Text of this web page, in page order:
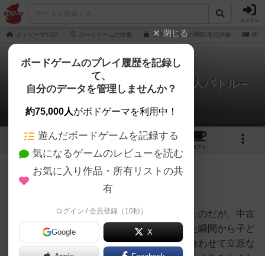
ログイン
ボドゲーマTOP ボードゲームの検索 ソクラテスラの通販/商品詳細 作品
ソクラテスラ～キメラティック偉人バトル～
tamioさんのレビュー
9 3 49
カフェ
316名 3名 0 約2ヶ月前
前からこのおバカゲームをやってみたかったのだが、中古
で安く出ていたのでポチってみたら、開けた瞬間から子ど
もは胴体、右腕、左腕カードを勝手に組み合わせて立派な
閉じる
ボードゲームのプレイ履歴を記録し
て、
自分のデータを管理しませんか？
約75,000人がボドゲーマを利用中！
遊んだボードゲームを記録する
気になるゲームのレビューを読む
お気に入り作品・所有リストの共
有
ログイン / 会員登録（10秒）
Google X